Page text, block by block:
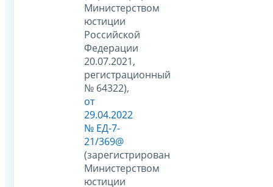
Министерством
юстиции
Российской
Федерации
20.07.2021,
регистрационный
№ 64322),
от
29.04.2022
№ ЕД-7-
21/369@
(зарегистрирован
Министерством
юстиции